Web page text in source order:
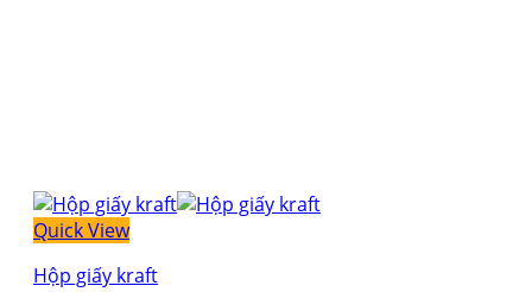
Quick View
Hộp giấy kraft